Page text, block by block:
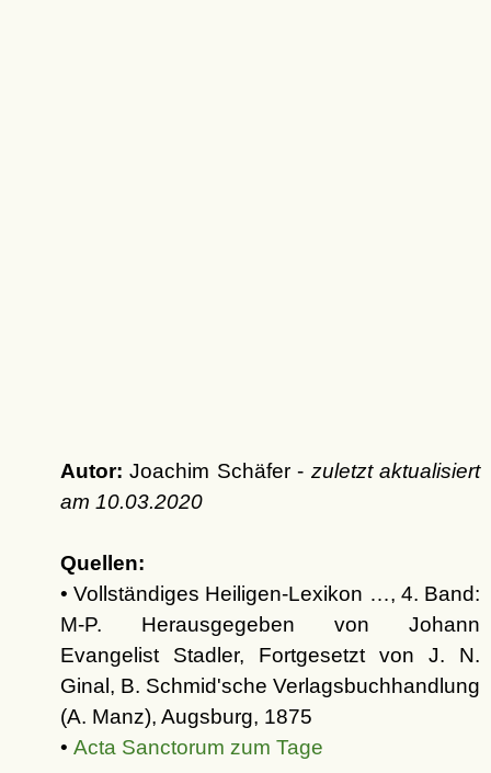
Autor: Joachim Schäfer - zuletzt aktualisiert
am 10.03.2020
Quellen:
• Vollständiges Heiligen-Lexikon …, 4. Band:
M-P. Herausgegeben von Johann
Evangelist Stadler, Fortgesetzt von J. N.
Ginal, B. Schmid'sche Verlagsbuchhandlung
(A. Manz), Augsburg, 1875
• Acta Sanctorum zum Tage